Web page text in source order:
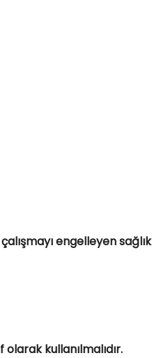
engelleyen sağlık
kullanılmalıdır.